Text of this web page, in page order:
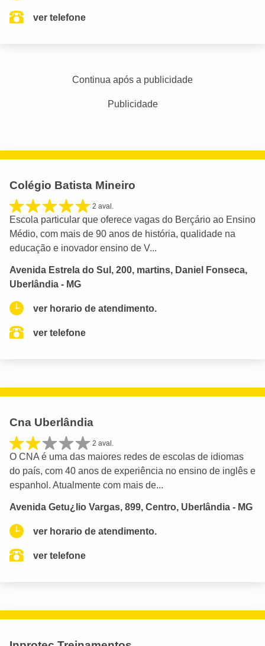
ver telefone
Continua após a publicidade
Publicidade
Colégio Batista Mineiro
2 aval.
Escola particular que oferece vagas do Berçário ao Ensino
Médio, com mais de 90 anos de história, qualidade na
educação e inovador ensino de V...
Avenida Estrela do Sul, 200, martins, Daniel Fonseca,
Uberlândia - MG
ver horario de atendimento.
ver telefone
Cna Uberlândia
2 aval.
O CNA é uma das maiores redes de escolas de idiomas
do país, com 40 anos de experiência no ensino de inglês e
espanhol. Atualmente com mais de...
Avenida Getu¿lio Vargas, 899, Centro, Uberlândia - MG
ver horario de atendimento.
ver telefone